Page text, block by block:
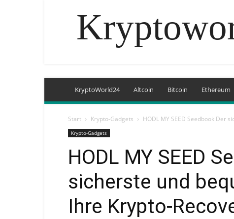
KryptoWorld24 Altcoin Bitcoin Ethereum
Start Krypto-Gadgets HODL MY SEED Seedbook Der
Krypto-Gadgets
HODL MY SEED
sicherste und
Ihre Krypto-